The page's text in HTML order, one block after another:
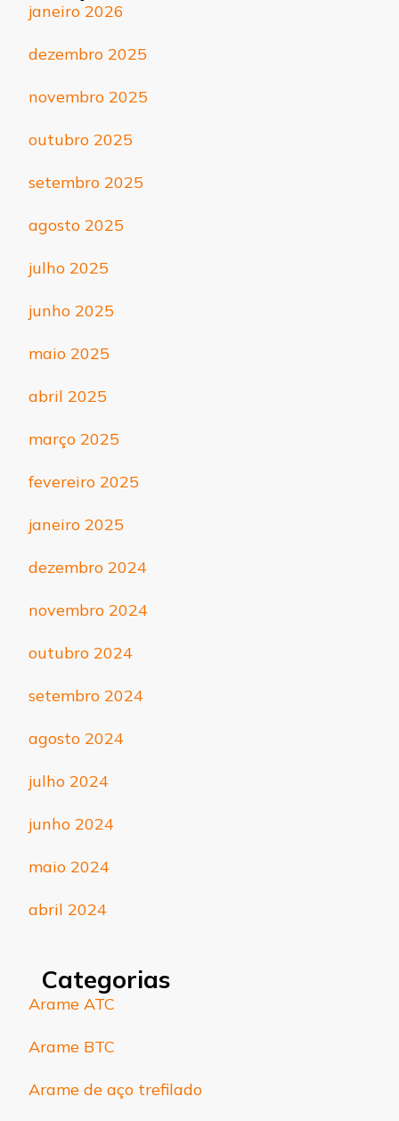
janeiro 2026
dezembro 2025
novembro 2025
outubro 2025
setembro 2025
agosto 2025
julho 2025
junho 2025
maio 2025
abril 2025
março 2025
fevereiro 2025
janeiro 2025
dezembro 2024
novembro 2024
outubro 2024
setembro 2024
agosto 2024
julho 2024
junho 2024
maio 2024
abril 2024
Categorias
Arame ATC
Arame BTC
Arame de aço trefilado